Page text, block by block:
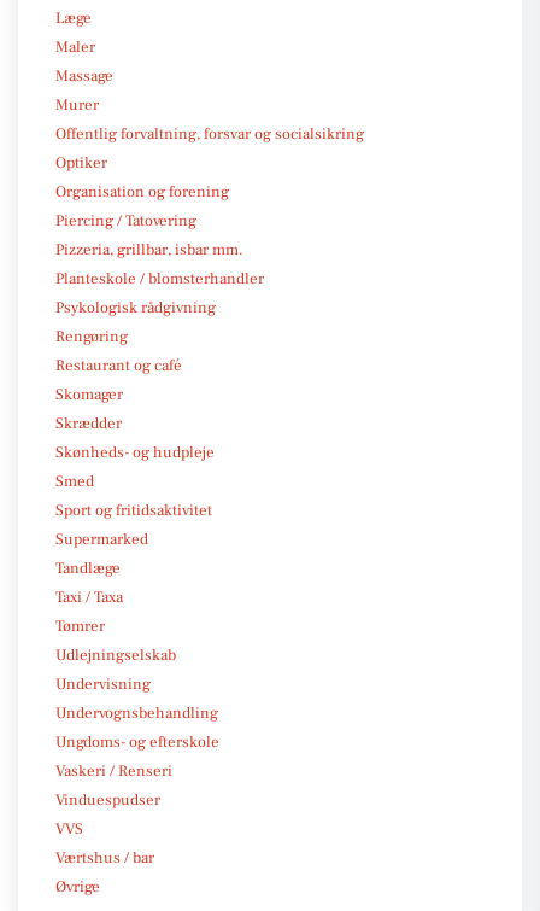
Læge
Maler
Massage
Murer
Offentlig forvaltning, forsvar og socialsikring
Optiker
Organisation og forening
Piercing / Tatovering
Pizzeria, grillbar, isbar mm.
Planteskole / blomsterhandler
Psykologisk rådgivning
Rengøring
Restaurant og café
Skomager
Skrædder
Skønheds- og hudpleje
Smed
Sport og fritidsaktivitet
Supermarked
Tandlæge
Taxi / Taxa
Tømrer
Udlejningselskab
Undervisning
Undervognsbehandling
Ungdoms- og efterskole
Vaskeri / Renseri
Vinduespudser
VVS
Værtshus / bar
Øvrige